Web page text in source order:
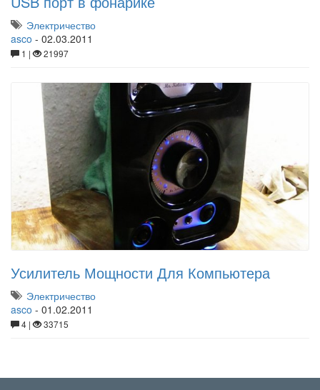
Электричество
asco - 02.03.2011
1 | 21997
Усилитель Мощности Для Компьютера
Электричество
asco - 01.02.2011
4 | 33715